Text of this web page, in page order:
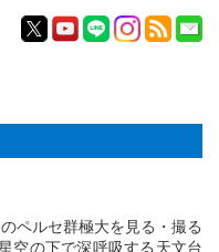
ペルセ群極大を見る・撮る
空の下で深呼吸する天文台